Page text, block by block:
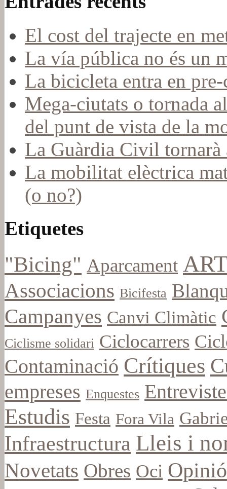
El cost del trajecte en
La vía pública no és un
La bicicleta entra en pre-
Mega-ciutats o tornada
del punt de vista de la
La Guàrdia Civil
La mobilitat elèctrica
(o no?)
Etiquetes
"Bicing" Aparcament
Associacions Bicifesta
Campanyes Canvi Climàtic
Ciclisme solidari Ciclocarrers
Contaminació Crítiques
empreses Enquestes
Estudis Festa Fora Vila
Infraestructura Lleis i
Novetats Obres Oci Opinió